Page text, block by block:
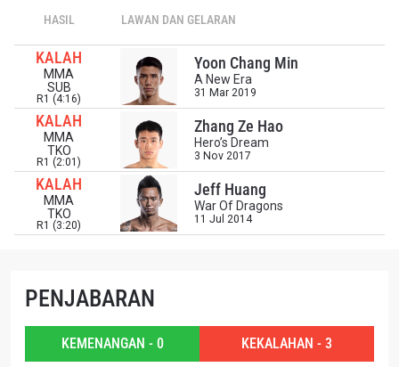
HASIL LAWAN DAN GELARAN
KALAH
MMA
SUB
R1 (4:16)
Yoon Chang Min
A New Era
31 Mar 2019
KALAH
MMA
TKO
R1 (2:01)
Zhang Ze Hao
Hero’s Dream
3 Nov 2017
KALAH
MMA
TKO
R1 (3:20)
Jeff Huang
War Of Dragons
11 Jul 2014
PENJABARAN
KEMENANGAN - 0 KEKALAHAN - 3
GELARAN
Bawa ONE Championship kemana pun anda pergi!
Daftar sekarang untuk mendapat akses ke berita
terbaru, tawaran spesial, dan akses awal untuk kursi
terbaik di gelaran langsung kami.
EMAIL
NAMA
Dengan mengirimkan formulir ini, anda menyetujui
pengumpulan, penggunaan dan pembukaan informasi
anda berdasarkan Kebijakan Privasikami. Anda dapat
membatalkan (unsubscribe) dari jenis komunikasi ini